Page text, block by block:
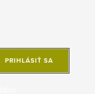
PRIHLÁSIŤ SA